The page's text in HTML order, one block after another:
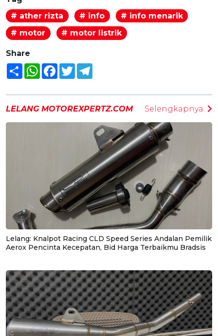
# ather rizta
# info
# info menarik
# motor
# motor listrik
Share
Share WhatsAppFacebook
Twitter
LELANG MOTOREXPERTZ.COM Selengkapnya
Lelang: Knalpot Racing CLD Speed Series Andalan Pemilik
Aerox Pencinta Kecepatan, Bid Harga Terbaikmu Bradsis